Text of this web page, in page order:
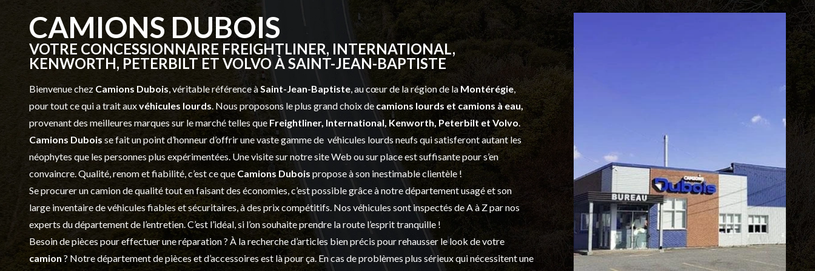
CAMIONS DUBOIS
VOTRE CONCESSIONNAIRE FREIGHTLINER, INTERNATIONAL,
KENWORTH, PETERBILT ET VOLVO À SAINT-JEAN-BAPTISTE
Bienvenue chez Camions Dubois, véritable référence àSaint-Jean-Baptiste, au cœur de la région de la Montérégie,
pour tout ce qui a trait auxvéhicules lourds. Nous proposons le plus grand choix de camions lourds et camions à eau,
provenant des meilleures marques sur le marché telles que Freightliner, International, Kenworth, Peterbilt et Volvo.
Camions Dubois se fait un point d’honneur d’offrir une vaste gamme de véhicules lourds neufsqui satisferont autant les
néophytes que les personnes plus expérimentées. Une visite sur notre site Web ou sur place est suffisante pour s’en
convaincre. Qualité, renom et fiabilité, c’est ce que Camions Dubois propose à son inestimable clientèle !
Se procurer un camion de qualité tout en faisant des économies, c’est possible grâce à notredépartement usagéet son
large inventaire de véhicules fiables et sécuritaires, à des prix compétitifs. Nos véhicules sont inspectés de A à Z par nos
experts du département de l’entretien. C’est l’idéal, si l’on souhaite prendre la route l’esprit tranquille !
Besoin de pièces pour effectuer une réparation ? À la recherche d’articles bien précis pour rehausser le look de votre
camion ? Notre département depièces et d’accessoires est là pour ça. En cas de problèmes plus sérieux qui nécessitent une